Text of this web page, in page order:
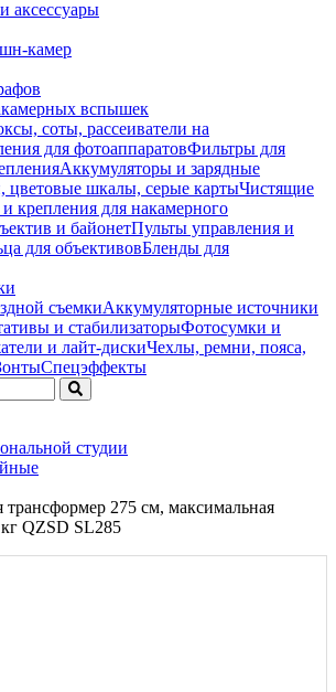
аксессуары
камер
вспышек
соты, рассеиватели на
для фотоаппаратовФильтры для
Аккумуляторы и зарядные
шкалы, серые картыЧистящие
крепления для накамерного
и байонетПульты управления и
для объективовБленды для
съемкиАккумуляторные источники
и стабилизаторыФотосумки и
и лайт-дискиЧехлы, ремни, пояса,
Спецэффекты
студии
трансформер 275 см, максимальная
QZSD SL285